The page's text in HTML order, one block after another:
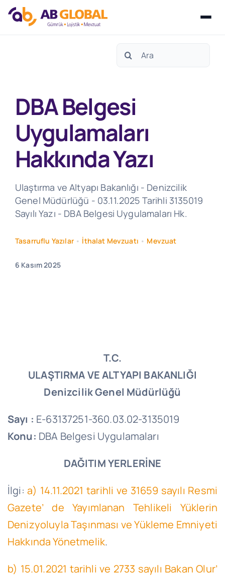
Search
DBA Belgesi
Uygulamaları
Hakkında Yazı
Ulaştırma ve Altyapı Bakanlığı - Denizcilik
Genel Müdürlüğü - 03.11.2025 Tarihli 3135019
Sayılı Yazı - DBA Belgesi Uygulamaları Hk.
Tasarruflu Yazılar• İthalat Mevzuatı • Mevzuat
6 Kasım 2025
T.C.
ULAŞTIRMA VE ALTYAPI BAKANLIĞI
Denizcilik Genel Müdürlüğü
Sayı : E-63137251-360.03.02-3135019
Konu: DBA Belgesi Uygulamaları
DAĞITIM YERLERİNE
İlgi:a) 14.11.2021 tarihli ve 31659 sayılı Resmi
Gazete’ de Yayımlanan Tehlikeli Yüklerin
Denizyoluyla Taşınması ve Yükleme Emniyeti
Hakkında Yönetmelik.
b) 15.01.2021 tarihli ve 2733 sayılı Bakan Olur’